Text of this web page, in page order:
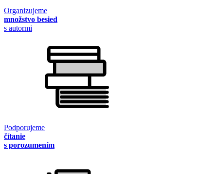
Organizujeme
množstvo besied
s autormi
Podporujeme
čítanie
s porozumením